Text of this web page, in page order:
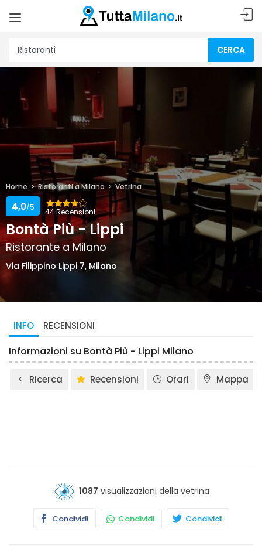
CERCA
Home Ristoranti a Milano Vetrina
44 Recensioni
4,0/5
Bontà Più - Lippi
Ristorante a Milano
Via Filippino Lippi 7, Milano
INFO RECENSIONI
Informazioni su Bontà Più - Lippi Milano
Ricerca Recensioni Orari Mappa
1087 visualizzazioni della vetrina
Condividi Condividi Condividi